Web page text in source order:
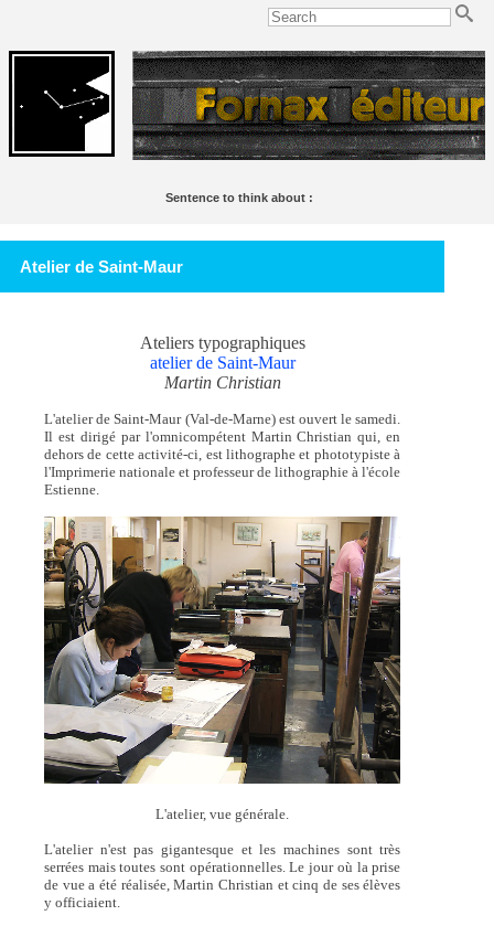
Sentence to think about :
Atelier de Saint-Maur
Ateliers typographiques
atelier de Saint-Maur
Martin Christian
L'atelier de Saint-Maur (Val-de-Marne) est ouvert le samedi.
Il est dirigé par l'omnicompétent Martin Christian qui, en
dehors de cette activité-ci, est lithographe et phototypiste à
l'Imprimerie nationale et professeur de lithographie à l'école
Estienne.
L'atelier, vue générale.
L'atelier n'est pas gigantesque et les machines sont très
serrées mais toutes sont opérationnelles. Le jour où la prise
de vue a été réalisée, Martin Christian et cinq de ses élèves
y officiaient.